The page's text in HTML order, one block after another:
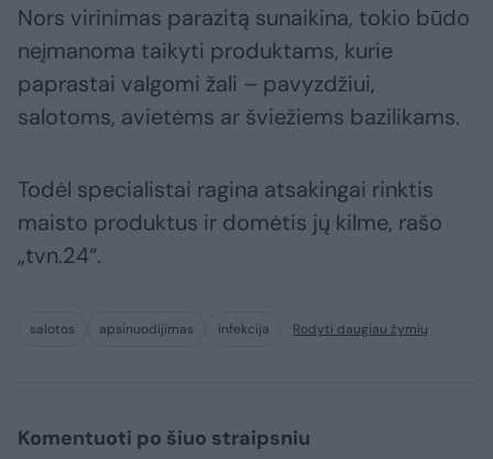
Nors virinimas parazitą sunaikina, tokio būdo
neįmanoma taikyti produktams, kurie
paprastai valgomi žali – pavyzdžiui,
salotoms, avietėms ar šviežiems bazilikams.
Todėl specialistai ragina atsakingai rinktis
maisto produktus ir domėtis jų kilme, rašo
„tvn.24“.
salotos apsinuodijimas infekcija Rodyti daugiau žymių
Komentuoti po šiuo straipsniu